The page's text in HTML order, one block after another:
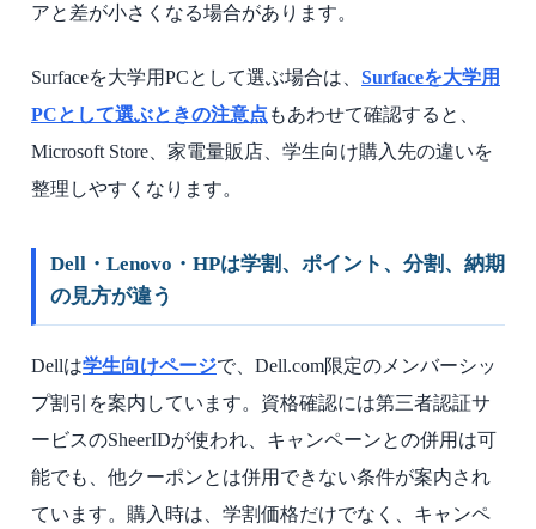
アと差が小さくなる場合があります。
Surfaceを大学用PCとして選ぶ場合は、 Surfaceを大学用
PCとして選ぶときの注意点 もあわせて確認すると、
Microsoft Store、家電量販店、学生向け購入先の違いを
整理しやすくなります。
Dell・Lenovo・HPは学割、ポイント、分割、納期
の見方が違う
Dellは学生向けページで、Dell.com限定のメンバーシッ
プ割引を案内しています。資格確認には第三者認証サ
ービスのSheerIDが使われ、キャンペーンとの併用は可
能でも、他クーポンとは併用できない条件が案内され
ています。購入時は、学割価格だけでなく、キャンペ